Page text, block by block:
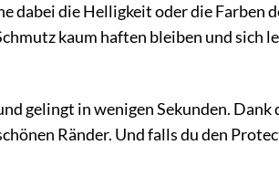
dabei die Helligkeit oder die Farben
kaum haften bleiben und sich
gelingt in wenigen Sekunden. Dank
Ränder. Und falls du den